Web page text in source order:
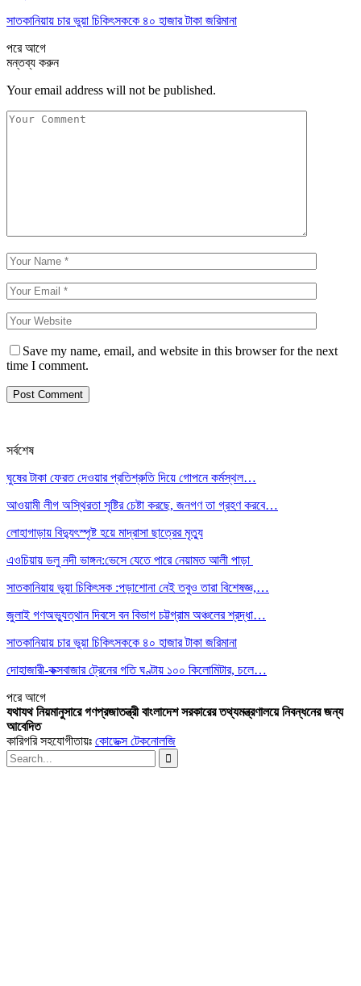
সাতকানিয়ায় চার ভুয়া চিকিৎসককে ৪০ হাজার টাকা জরিমানা
পরেআগে
মন্তব্য করুন
Your email address will not be published.
Save my name, email, and website in this browser for the next
time I comment.
সর্বশেষ
ঘুষের টাকা ফেরত দেওয়ার প্রতিশ্রুতি দিয়ে গোপনে কর্মস্থল…
আওয়ামী লীগ অস্থিরতা সৃষ্টির চেষ্টা করছে, জনগণ তা গ্রহণ করবে…
লোহাগাড়ায় বিদ্যুৎস্পৃষ্ট হয়ে মাদ্রাসা ছাত্রের মৃত্যু
এওচিয়ায় ডলু নদী ভাঙ্গন:ভেসে যেতে পারে নেয়ামত আলী পাড়া
সাতকানিয়ায় ভূয়া চিকিৎসক :পড়াশোনা নেই তবুও তারা বিশেষজ্ঞ,…
জুলাই গণঅভ্যুত্থান দিবসে বন বিভাগ চট্টগ্রাম অঞ্চলের শ্রদ্ধা…
সাতকানিয়ায় চার ভুয়া চিকিৎসককে ৪০ হাজার টাকা জরিমানা
দোহাজারী-কক্সবাজার ট্রেনের গতি ঘণ্টায় ১০০ কিলোমিটার, চলে…
পরেআগে
যথাযথ নিয়মানুসারে গণপ্রজাতন্ত্রী বাংলাদেশ সরকারের তথ্যমন্ত্রণালয়ে নিবন্ধনের জন্য
আবেদিত
কারিগরি সহযোগীতায়ঃ কোডেক্স টেকনোলজি